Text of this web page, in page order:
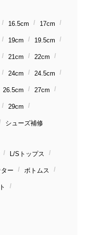
16.5cm 17cm
19cm 19.5cm
21cm 22cm
24cm 24.5cm
26.5cm 27cm
29cm
シューズ補修
L/Sトップス
ー ボトムス